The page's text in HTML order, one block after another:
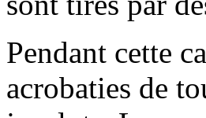
Pendant cette
acrobaties de